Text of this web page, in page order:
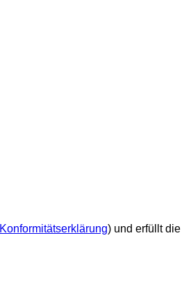
Konformitätserklärung) und erfüllt die